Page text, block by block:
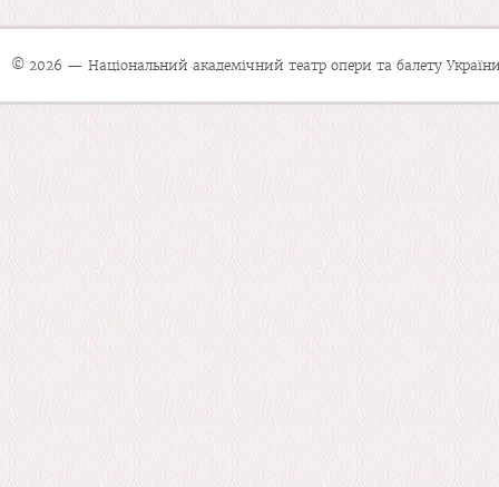
© 2026 — Національний академічний театр опери та балету